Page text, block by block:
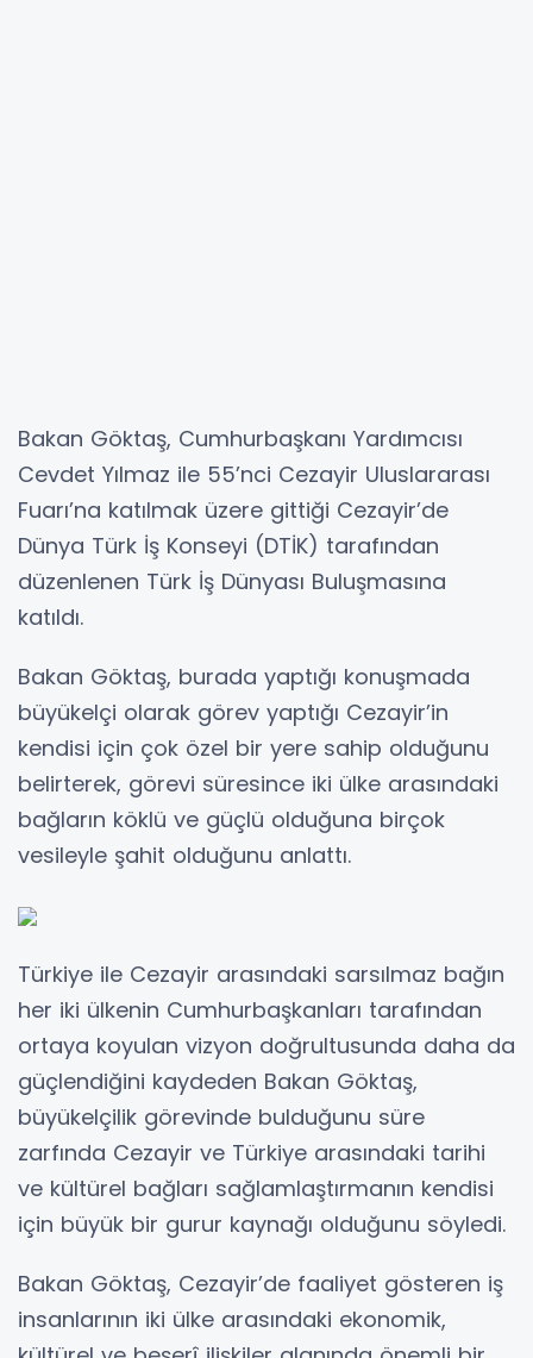
Bakan Göktaş, Cumhurbaşkanı Yardımcısı
Cevdet Yılmaz ile 55’nci Cezayir Uluslararası
Fuarı’na katılmak üzere gittiği Cezayir’de
Dünya Türk İş Konseyi (DTİK) tarafından
düzenlenen Türk İş Dünyası Buluşmasına
katıldı.
Bakan Göktaş, burada yaptığı konuşmada
büyükelçi olarak görev yaptığı Cezayir’in
kendisi için çok özel bir yere sahip olduğunu
belirterek, görevi süresince iki ülke arasındaki
bağların köklü ve güçlü olduğuna birçok
vesileyle şahit olduğunu anlattı.
Türkiye ile Cezayir arasındaki sarsılmaz bağın
her iki ülkenin Cumhurbaşkanları tarafından
ortaya koyulan vizyon doğrultusunda daha da
güçlendiğini kaydeden Bakan Göktaş,
büyükelçilik görevinde bulduğunu süre
zarfında Cezayir ve Türkiye arasındaki tarihi
ve kültürel bağları sağlamlaştırmanın kendisi
için büyük bir gurur kaynağı olduğunu söyledi.
Bakan Göktaş, Cezayir’de faaliyet gösteren iş
insanlarının iki ülke arasındaki ekonomik,